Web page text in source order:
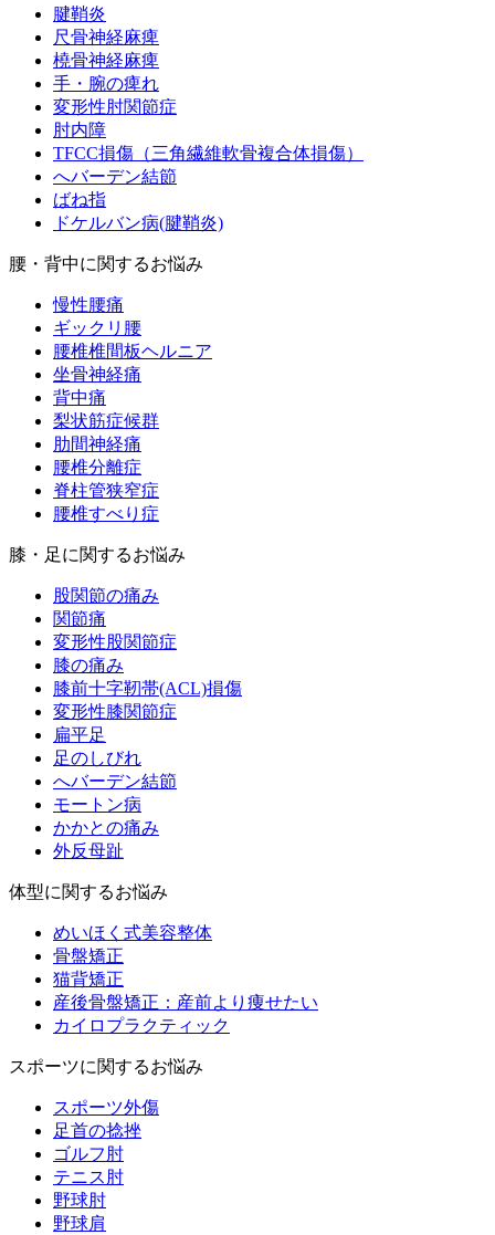
腱鞘炎
尺骨神経麻痺
橈骨神経麻痺
手・腕の痺れ
変形性肘関節症
肘内障
TFCC損傷（三角繊維軟骨複合体損傷）
へバーデン結節
ばね指
ドケルバン病(腱鞘炎)
腰・背中に関するお悩み
慢性腰痛
ギックリ腰
腰椎椎間板ヘルニア
坐骨神経痛
背中痛
梨状筋症候群
肋間神経痛
腰椎分離症
脊柱管狭窄症
腰椎すべり症
膝・足に関するお悩み
股関節の痛み
関節痛
変形性股関節症
膝の痛み
膝前十字靭帯(ACL)損傷
変形性膝関節症
扁平足
足のしびれ
へバーデン結節
モートン病
かかとの痛み
外反母趾
体型に関するお悩み
めいほく式美容整体
骨盤矯正
猫背矯正
産後骨盤矯正：産前より痩せたい
カイロプラクティック
スポーツに関するお悩み
スポーツ外傷
足首の捻挫
ゴルフ肘
テニス肘
野球肘
野球肩